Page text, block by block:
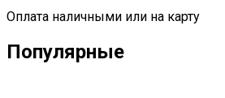
Оплата наличными или на карту
Популярные